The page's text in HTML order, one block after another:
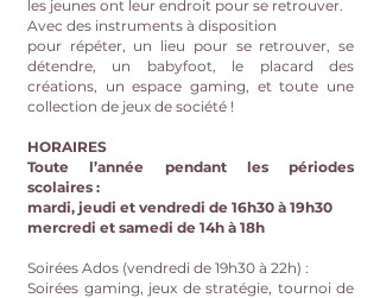
les jeunes ont leur endroit pour se retrouver.
Avec des instruments à disposition
pour répéter, un lieu pour se retrouver, se
détendre, un babyfoot, le placard des
créations, un espace gaming, et toute une
collection de jeux de société !
HORAIRES
Toute l’année pendant les périodes
scolaires :
mardi, jeudi et vendredi de 16h30 à 19h30
mercredi et samedi de 14h à 18h
Soirées Ados (vendredi de 19h30 à 22h) :
Soirées gaming, jeux de stratégie, tournoi de